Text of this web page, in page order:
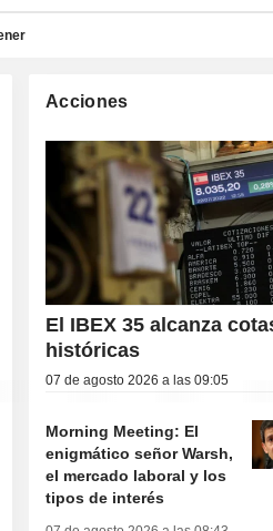
Acciones
El IBEX 35 alcanza
históricas
07 de agosto 2026 a las 09:05
Morning Meeting: El
enigmático señor Warsh,
el mercado laboral y los
tipos de interés